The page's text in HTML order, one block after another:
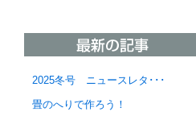
2025冬号 ニュースレタ･･･
畳のへりで作ろう！